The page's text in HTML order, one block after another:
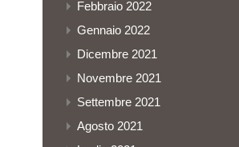
Febbraio 2022
Gennaio 2022
Dicembre 2021
Novembre 2021
Settembre 2021
Agosto 2021